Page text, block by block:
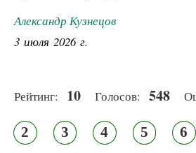
Александр Кузнецов
3 июля 2026 г.
Рейтинг: 10 Голосов: 548
2 3 4 5 6